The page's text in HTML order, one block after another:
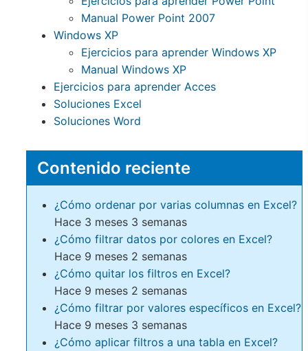
Manual Power Point 2007
Windows XP
Ejercicios para aprender Windows XP
Manual Windows XP
Ejercicios para aprender Acces
Soluciones Excel
Soluciones Word
Contenido reciente
¿Cómo ordenar por varias columnas en Excel?
Hace 3 meses 3 semanas
¿Cómo filtrar datos por colores en Excel?
Hace 9 meses 2 semanas
¿Cómo quitar los filtros en Excel?
Hace 9 meses 2 semanas
¿Cómo filtrar por valores específicos en Excel?
Hace 9 meses 3 semanas
¿Cómo aplicar filtros a una tabla en Excel?